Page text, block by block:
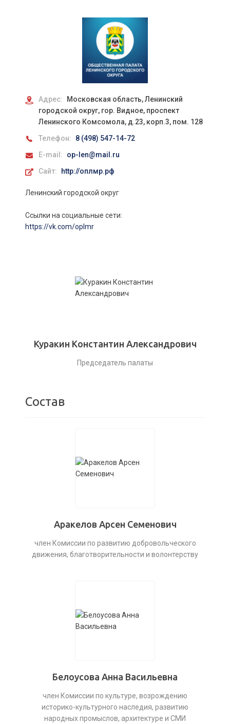
Адрес:
Московская область, Ленинский
городской округ, гор. Видное, проспект
Ленинского Комсомола, д.23, корп.3, пом. 128
Телефон:
8 (498) 547-14-72
E-mail:
op-len@mail.ru
Сайт:
http://оплмр.рф
Ленинский городской округ
Ссылки на социальные сети:
https://vk.com/oplmr
Куракин Константин Александрович
Председатель палаты
Состав
Аракелов Арсен Семенович
член Комиссии по развитию добровольческого
движения, благотворительности и волонтерству
Белоусова Анна Васильевна
член Комиссии по культуре, возрождению
историко-культурного наследия, развитию
народных промыслов, архитектуре и СМИ